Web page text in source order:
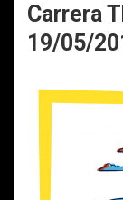
Carrera
19/05/